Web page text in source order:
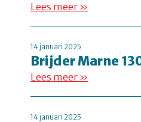
Lees meer »
14 januari 2025
Brijder Marne
Lees meer »
14 januari 2025